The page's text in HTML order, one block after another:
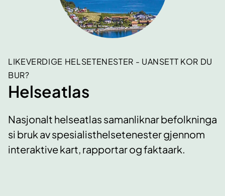
LIKEVERDIGE HELSETENESTER - UANSETT KOR DU
BUR?
Helseatlas
Nasjonalt helseatlas samanliknar befolkninga
si bruk av spesialisthelsetenester gjennom
interaktive kart, rapportar og faktaark.